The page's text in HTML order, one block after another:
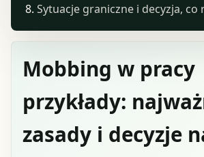
Mobbing w pracy
przykłady:
zasady i decyzje
Sytuacje graniczne i decyzja, co